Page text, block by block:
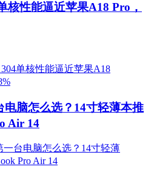
核性能逼近苹果A18 Pro，
电脑怎么选？14寸轻薄本推
Air 14